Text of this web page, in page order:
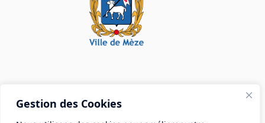
Gestion des Cookies
Mairie de Mèze